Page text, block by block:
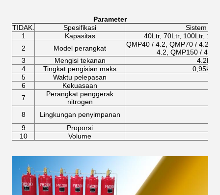
Parameter
TIDAK.
Spesifikasi
Sistem
1
Kapasitas
40Ltr, 70Ltr, 100Ltr,
2
Model perangkat
QMP40 / 4.2, QMP70 / 4.2,
4.2, QMP150 / 4.2,
3
Mengisi tekanan
4.2Mpa
4
Tingkat pengisian maks
0,95kg /
5
Waktu pelepasan
6
Kekuasaan
7
Perangkat penggerak
nitrogen
8
Lingkungan penyimpanan
9
Proporsi
10
Volume